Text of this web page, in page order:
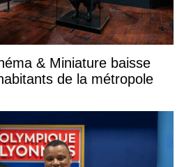
& Miniature baisse
de la métropole